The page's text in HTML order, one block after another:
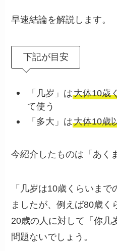
早速結論を解説します。
下記が目安
「几岁」は大体10歳
て使う
「多大」は大体10歳
今紹介したものは「あく
「几岁は10歳くらいまで
ましたが、例えば80歳く
20歳の人に対して「你几
問題ないでしょう。